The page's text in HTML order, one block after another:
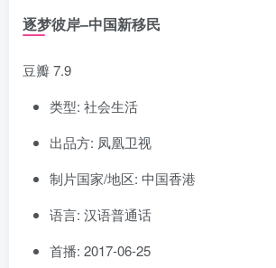
逐梦彼岸–中国新移民
豆瓣 7.9
类型: 社会生活
出品方: 凤凰卫视
制片国家/地区: 中国香港
语言: 汉语普通话
首播: 2017-06-25